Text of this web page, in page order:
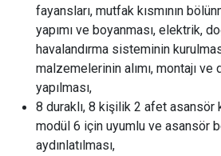
fayansları, mutfak kısmının
yapımı ve boyanması, elektrik,
havalandırma sisteminin
malzemelerinin alımı, montajı
yapılması,
8 duraklı, 8 kişilik 2 afet asansör
modül 6 için uyumlu ve asansör
aydınlatılması,